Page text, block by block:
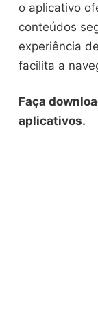
o aplicativo
conteúdos
experiência
facilita a
Faça
aplicativos.